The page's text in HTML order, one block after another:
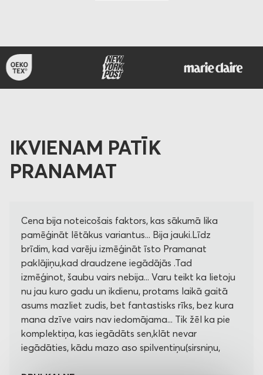
IKVIENAM PATĪK
PRANAMAT
Cena bija noteicošais faktors, kas sākumā lika
pamēģināt lētākus variantus... Bija jauki.Līdz
brīdim, kad varēju izmēģināt īsto Pramanat
paklājiņu,kad draudzene iegādājās .Tad
izmēģinot, šaubu vairs nebija... Varu teikt ka lietoju
nu jau kuro gadu un ikdienu, protams laikā gaitā
asums mazliet zudis, bet fantastisks rīks, bez kura
mana dzīve vairs nav iedomājama... Tik žēl ka pie
komplektiņa, kas iegādāts sen,klāt nevar
iegādāties, kādu mazo aso spilventiņu(sirsniņu,